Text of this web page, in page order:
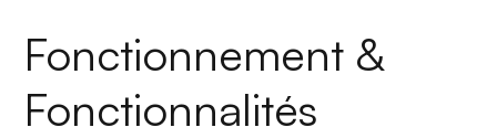
Fonctionnement &
Fonctionnalités